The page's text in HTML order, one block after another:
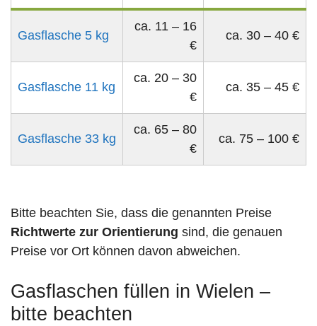
Gasflasche 5 kg
ca. 11 – 16
€
ca. 30 – 40 €
Gasflasche 11 kg
ca. 20 – 30
€
ca. 35 – 45 €
Gasflasche 33 kg
ca. 65 – 80
€
ca. 75 – 100 €
Bitte beachten Sie, dass die genannten Preise
Richtwerte zur Orientierung sind, die genauen
Preise vor Ort können davon abweichen.
Gasflaschen füllen in Wielen –
bitte beachten